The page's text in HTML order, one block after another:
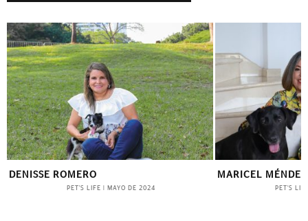
DENISSE ROMERO
PET'S LIFE MAYO DE 2024
MARICEL MÉNDEZ
PET'S